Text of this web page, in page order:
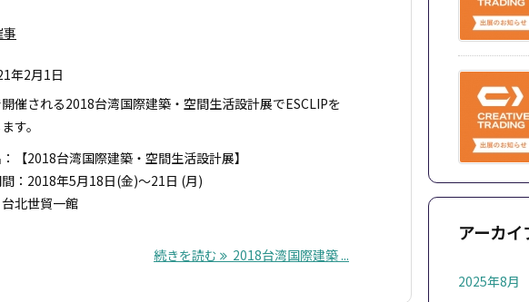
事
年2月1日
催される2018台湾国際建築・空間生活設計展でESCLIPを
す。
【2018台湾国際建築・空間生活設計展】
：2018年5月18日(金)～21日 (月)
北世貿一館
続きを読む
2018台湾国際建築 ...
アーカイ
2025年8月